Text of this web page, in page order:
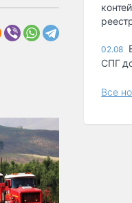
02.08
СПГ
Все